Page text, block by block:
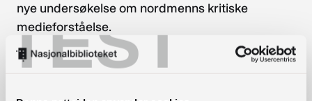
TEST
nye undersøkelse om nordmenns kritiske
medieforståelse.
Medvirkende
Lubna Jaffery, kultur- og likestillingsminister